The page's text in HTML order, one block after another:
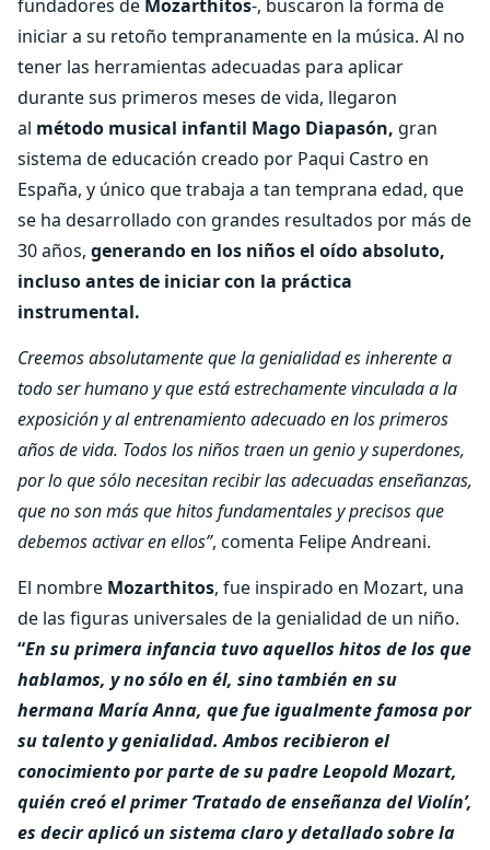
fundadores de Mozarthitos-, buscaron la forma de
iniciar a su retoño tempranamente en la música. Al no
tener las herramientas adecuadas para aplicar
durante sus primeros meses de vida, llegaron
al método musical infantil Mago Diapasón, gran
sistema de educación creado por Paqui Castro en
España, y único que trabaja a tan temprana edad, que
se ha desarrollado con grandes resultados por más de
30 años, generando en los niños el oído absoluto,
incluso antes de iniciar con la práctica
instrumental.
Creemos absolutamente que la genialidad es inherente a
todo ser humano y que está estrechamente vinculada a la
exposición y al entrenamiento adecuado en los primeros
años de vida. Todos los niños traen un genio y superdones,
por lo que sólo necesitan recibir las adecuadas enseñanzas,
que no son más que hitos fundamentales y precisos que
debemos activar en ellos”, comenta Felipe Andreani.
El nombre Mozarthitos, fue inspirado en Mozart, una
de las figuras universales de la genialidad de un niño.
“En su primera infancia tuvo aquellos hitos de los que
hablamos, y no sólo en él, sino también en su
hermana María Anna, que fue igualmente famosa por
su talento y genialidad. Ambos recibieron el
conocimiento por parte de su padre Leopold Mozart,
quién creó el primer ‘Tratado de enseñanza del Violín’,
es decir aplicó un sistema claro y detallado sobre la